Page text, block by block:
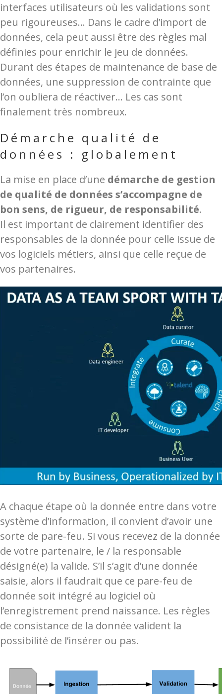
interfaces utilisateurs où les validations sont
peu rigoureuses… Dans le cadre d’import de
données, cela peut aussi être des règles mal
définies pour enrichir le jeu de données.
Durant des étapes de maintenance de base de
données, une suppression de contrainte que
l’on oubliera de réactiver… Les cas sont
finalement très nombreux.
Démarche qualité de
données : globalement
La mise en place d’une démarche de gestion
de qualité de données s’accompagne de
bon sens, de rigueur, de responsabilité.
Il est important de clairement identifier des
responsables de la donnée pour celle issue de
vos logiciels métiers, ainsi que celle reçue de
vos partenaires.
A chaque étape où la donnée entre dans votre
système d’information, il convient d’avoir une
sorte de pare-feu. Si vous recevez de la donnée
de votre partenaire, le / la responsable
désigné(e) la valide. S’il s’agit d’une donnée
saisie, alors il faudrait que ce pare-feu de
donnée soit intégré au logiciel où
l’enregistrement prend naissance. Les règles
de consistance de la donnée valident la
possibilité de l’insérer ou pas.